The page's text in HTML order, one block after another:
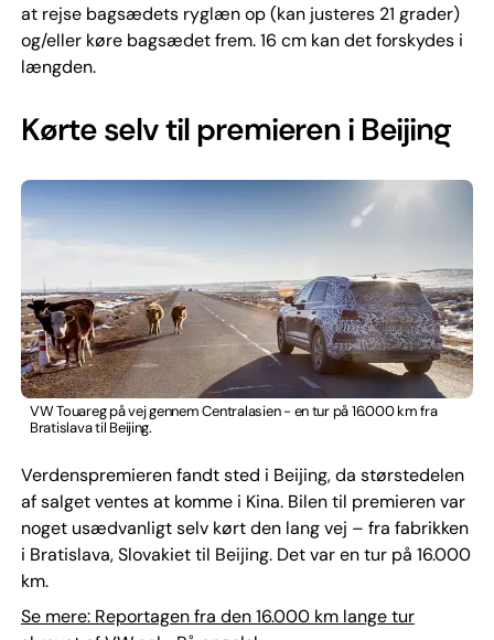
at rejse bagsædets ryglæn op (kan justeres 21 grader)
og/eller køre bagsædet frem. 16 cm kan det forskydes i
længden.
Kørte selv til premieren i Beijing
VW Touareg på vej gennem Centralasien - en tur på 16.000 km fra
Bratislava til Beijing.
Verdenspremieren fandt sted i Beijing, da størstedelen
af salget ventes at komme i Kina. Bilen til premieren var
noget usædvanligt selv kørt den lang vej – fra fabrikken
i Bratislava, Slovakiet til Beijing. Det var en tur på 16.000
km.
Se mere: Reportagen fra den 16.000 km lange tur